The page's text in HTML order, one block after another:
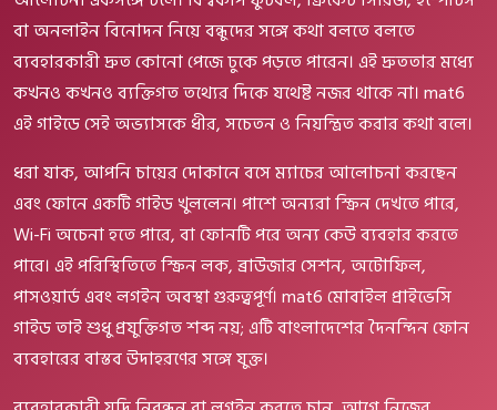
বা অনলাইন বিনোদন নিয়ে বন্ধুদের সঙ্গে কথা বলতে বলতে
ব্যবহারকারী দ্রুত কোনো পেজে ঢুকে পড়তে পারেন। এই দ্রুততার মধ্যে
কখনও কখনও ব্যক্তিগত তথ্যের দিকে যথেষ্ট নজর থাকে না। mat6
এই গাইডে সেই অভ্যাসকে ধীর, সচেতন ও নিয়ন্ত্রিত করার কথা বলে।
ধরা যাক, আপনি চায়ের দোকানে বসে ম্যাচের আলোচনা করছেন
এবং ফোনে একটি গাইড খুললেন। পাশে অন্যরা স্ক্রিন দেখতে পারে,
Wi-Fi অচেনা হতে পারে, বা ফোনটি পরে অন্য কেউ ব্যবহার করতে
পারে। এই পরিস্থিতিতে স্ক্রিন লক, ব্রাউজার সেশন, অটোফিল,
পাসওয়ার্ড এবং লগইন অবস্থা গুরুত্বপূর্ণ। mat6 মোবাইল প্রাইভেসি
গাইড তাই শুধু প্রযুক্তিগত শব্দ নয়; এটি বাংলাদেশের দৈনন্দিন ফোন
ব্যবহারের বাস্তব উদাহরণের সঙ্গে যুক্ত।